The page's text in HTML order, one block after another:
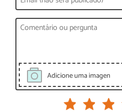
Adicione uma imagen